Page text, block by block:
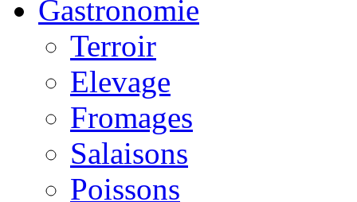
Gastronomie
Terroir
Elevage
Fromages
Salaisons
Poissons